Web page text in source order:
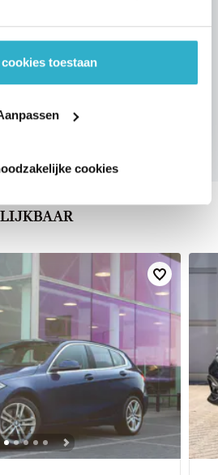
toestaan
cookies